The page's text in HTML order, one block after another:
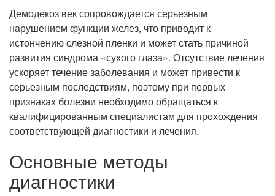
Демодекоз век сопровождается серьезным
нарушением функции желез, что приводит к
истончению слезной пленки и может стать причиной
развития синдрома «сухого глаза». Отсутствие лечения
ускоряет течение заболевания и может привести к
серьезным последствиям, поэтому при первых
признаках болезни необходимо обращаться к
квалифицированным специалистам для прохождения
соответствующей диагностики и лечения.
Основные методы
диагностики